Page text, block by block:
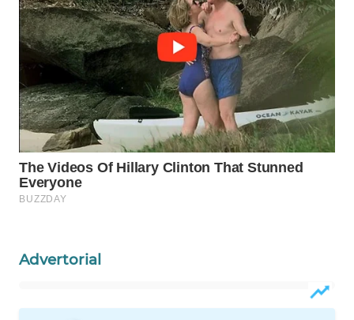
Advertorial
WAHANA
ADVOKAT
WAHANA
INFRASTRUKTUR
WAHANA
KONSUMEN
WAHANA
WAHANA
WAHANA